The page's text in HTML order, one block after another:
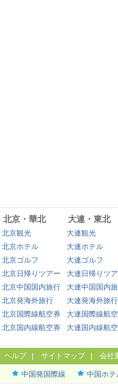
北京・華北 大連・東北
北京観光
大連観光
北京ホテル
大連ホテル
北京ゴルフ
大連ゴルフ
北京日帰りツアー
大連日帰りツ
北京中国国内旅行
大連中国国内
北京発海外旅行
大連発海外旅行
北京国際線航空券
大連国際線航
北京国内線航空券 大連国内線航
ヘルプ| サイトマップ| 会社
中国発国際線 中国ホテ